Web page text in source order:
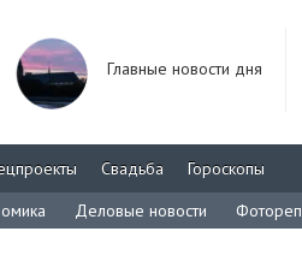
Главные новости дня
Свадьба
Гороскопы
Деловые новости